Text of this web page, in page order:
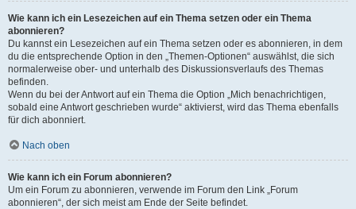
Wie kann ich ein Lesezeichen auf ein Thema setzen oder ein Thema
abonnieren?
Du kannst ein Lesezeichen auf ein Thema setzen oder es abonnieren, in dem
du die entsprechende Option in den „Themen-Optionen“ auswählst, die sich
normalerweise ober- und unterhalb des Diskussionsverlaufs des Themas
befinden.
Wenn du bei der Antwort auf ein Thema die Option „Mich benachrichtigen,
sobald eine Antwort geschrieben wurde“ aktivierst, wird das Thema ebenfalls
für dich abonniert.
Nach oben
Wie kann ich ein Forum abonnieren?
Um ein Forum zu abonnieren, verwende im Forum den Link „Forum
abonnieren“, der sich meist am Ende der Seite befindet.